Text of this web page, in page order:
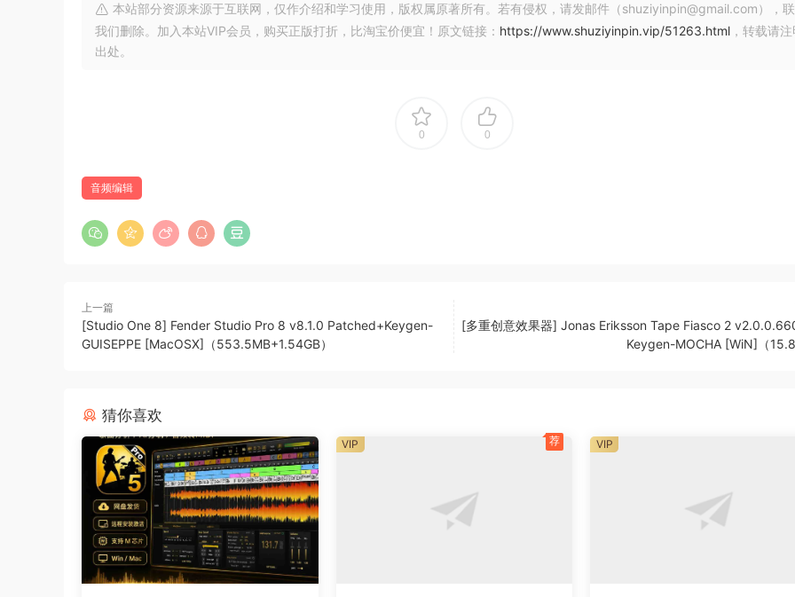
声卡。
• 输入处理允许使用插件处理实时信号。在处理时录制“干”信号（未处理），稍后再重新处理录音 – 例如通过失真
弹奏吉他，然后在录制后更改失真！
• 支持环绕声混音，用于使用 5.1、6.1 和 7.1 声道环绕声格式创建 DVD 音频项目
个辅助通道，具有全自动发送和返回功能。
• 支持多个输入和输出声卡，或多个声卡。您可以同时录制多个音轨，并输出到多个立体声输出。每个输出通道都
自的主通道效果和音量控制。
• 支持 Propellerhead Software AB 的技术。您可以将 n-Track 自身的通道与其他程序（例如 Reason、Ableton
• 导入和导出 EDL 多轨歌曲文件，以便与其他多轨程序交换歌曲
• 使用 SMPTE/MTC 或 MIDI 时钟同步与其他程序或外部设备同步，充当主机或从机
• 自动音量、声像、辅助发送和返回以及效果参数。您可以“编程”淡入/淡出、交叉淡入淡出、在独奏时提高音轨的
等。
n-Track Studio turns your PC into an easy to use multitrack audio recording studio. It is the perfect tool for
professional quality audio recording, encoding, mixing and editing. Record, edit, overdub your audio
apply effects, process audio live input, mix and then burn audio CDs or create mp3 files.
n-Track Studio is an Audio and MIDI Digital Multitrack Recorder that transforms your computer into a
本站部分资源来源于互联网，仅作介绍和学习使用，版权属原著所有。若有侵权，请发邮件（shuziyinpin@gmail.com），
我们删除。加入本站VIP会员，购买正版打折，比淘宝价便宜！原文链接： https://www.shuziyinpin.vip/51263.html ，转载请注
出处。
0 0
音频编辑
上一篇
[Studio One 8] Fender Studio Pro 8 v8.1.0 Patched+Keygen-
GUISEPPE [MacOSX]（553.5MB+1.54GB）
[多重创意效果器] Jonas Eriksson Tape Fiasco 2
Keygen-MOCHA [WiN]（
猜你喜欢
VIP 荐 VIP